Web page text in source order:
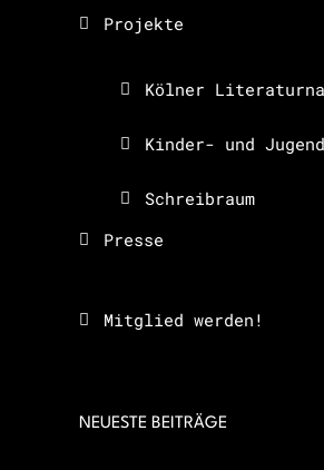
Projekte
Kölner
Kinder- und
Schreibraum
Presse
Mitglied werden!
NEUESTE BEITRÄGE